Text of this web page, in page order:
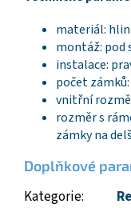
materiál:
montáž: pod
instalace:
počet
vnitřní
rozměr s
zámky na
Doplňkové
Kategorie: